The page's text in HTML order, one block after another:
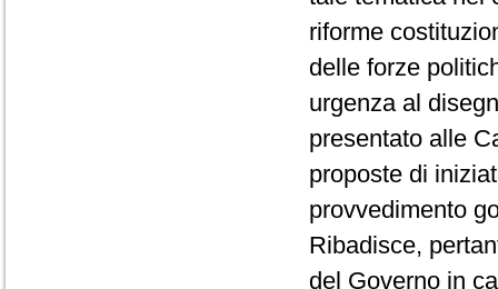
riforme
delle forze
urgenza al
presentato alle
proposte di
provvedimento
Ribadisce,
del Governo in